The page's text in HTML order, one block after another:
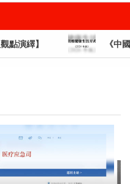
演繹】 《中國防